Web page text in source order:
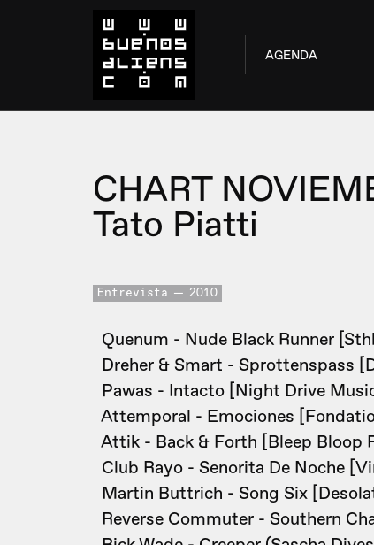
AGENDA
CHART
Tato Piatti
Entrevista 2010
Quenum - Nude Black Runner
Dreher & Smart - Sprottenspass
Pawas - Intacto [Night Drive
Attemporal - Emociones
Attik - Back & Forth [Bleep Bloop
Club Rayo - Senorita De Noche
Martin Buttrich - Song Six
Reverse Commuter - Southern